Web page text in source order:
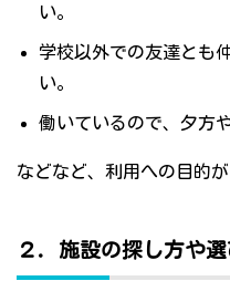
い。
学校以外での友達とも
い。
働いているので、夕方
などなど、利用への目的
２．施設の探し方や